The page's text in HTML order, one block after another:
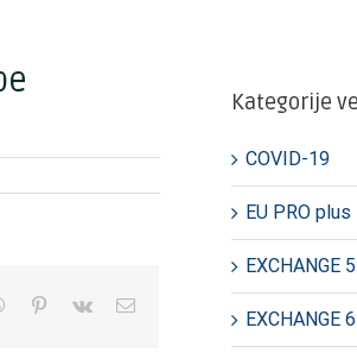
WhatsApp
Pinterest
Vk
E-
Kategorije
COVID-19
EU PRO plus
EXCHANGE 5
EXCHANGE 6